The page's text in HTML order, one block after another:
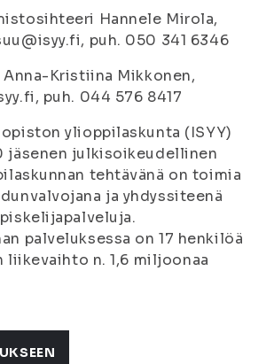
Hannele Mirola,
puh. 050 341 6346
Kristiina Mikkonen,
puh. 044 576 8417
ylioppilaskunta (ISYY)
jäsenen julkisoikeudellinen
tehtävänä on toimia
ja yhdyssiteenä
palveluksessa on 17 henkilöä
n. 1,6 miljoonaa